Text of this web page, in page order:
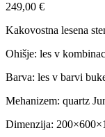
249,00 €
Kakovostna lesena
Ohišje: les v
Barva: les v barvi
Mehanizem: quartz
Dimenzija: